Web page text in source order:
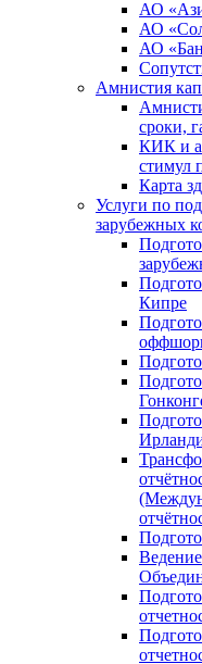
АО
АО
АО
Амнистия
сроки,
КИК и
стимул
Карта
Услуги по
зарубежных
Кипре